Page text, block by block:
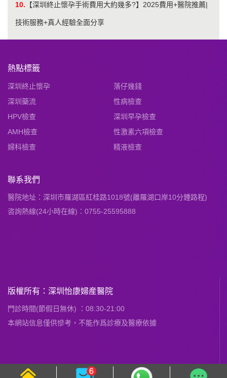
10. 【深圳終止懷孕手術費用大約幾多?】2025費用+醫院推薦|
技術服務+真人經驗全面分享
熱點標籤
深圳終止懷孕
落仔幾錢
深圳藥流
性病檢查
HPV檢查
深圳早孕檢查
AMH檢查
性激素六項檢查
婦科檢查
精液檢查
聯系我們
醫院地址：深圳市羅湖區紅桂路1018號(離羅湖口岸10分鍾路程)
咨詢熱線(24小時在線)：0755-25595888
版權所有：深圳怡康婦産醫院
門診時間(節假日無休) ：08:30-21:00
本網站信息僅供慘考，不能作爲診療及醫療依據